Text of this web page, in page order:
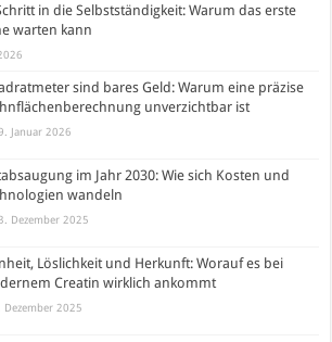
in die Selbstständigkeit: Warum das erste
warten kann
sind bares Geld: Warum eine präzise
unverzichtbar ist
Januar 2026
im Jahr 2030: Wie sich Kosten und
wandeln
Dezember 2025
Löslichkeit und Herkunft: Worauf es bei
Creatin wirklich ankommt
Dezember 2025